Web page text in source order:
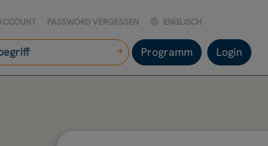
PASSWORD VERGESSEN ENGLISCH
Programm Login